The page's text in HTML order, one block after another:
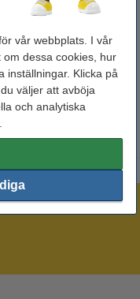
vår webbplats. I vår
om dessa cookies, hur
inställningar. Klicka på
väljer att avböja
och analytiska
tonerpulver. Om din
ej en trumma!